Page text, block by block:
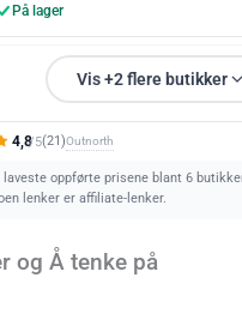
På lager
Vis +2 flere butikker
4,8/5(21)Outnorth
laveste oppførte prisene blant 6
lenker er affiliate-lenker.
og Å tenke på